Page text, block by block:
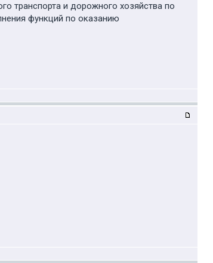
транспорта и дорожного хозяйства по
функций по оказанию